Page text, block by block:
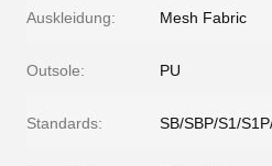
Auskleidung: Mesh Fabric
Outsole: PU
Standards: SB/SBP/S1/